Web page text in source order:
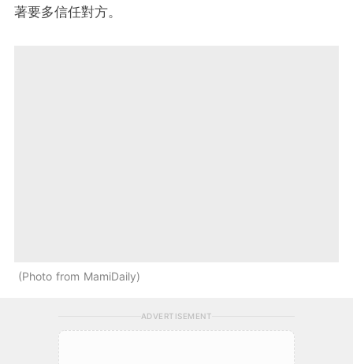
著要多信任對方。
Photo from MamiDaily
ADVERTISEMENT